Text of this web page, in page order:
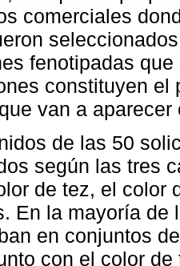
comerciales
fenotipadas
constituyen el
van a
de las 50
según las tres
de tez, el color
En la mayoría
en conjuntos
con el color